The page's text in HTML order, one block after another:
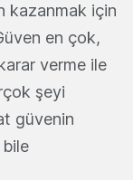
kazanmak için
en çok,
verme ile
şeyi
güvenin
bile